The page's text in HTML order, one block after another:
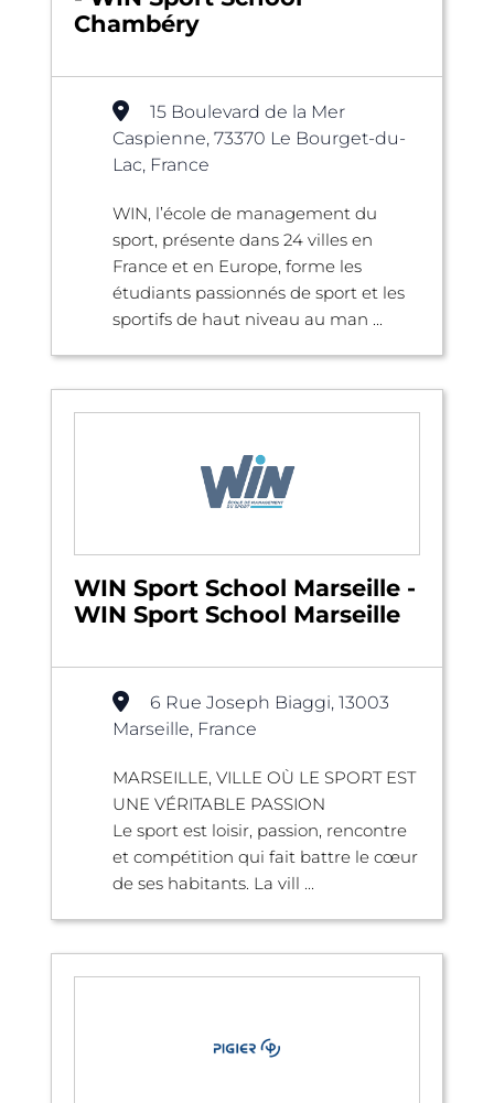
Chambéry
15 Boulevard de la Mer
Caspienne, 73370 Le Bourget-du-
Lac, France
WIN, l’école de management du
sport, présente dans 24 villes en
France et en Europe, forme les
étudiants passionnés de sport et les
sportifs de haut niveau au man ...
WIN Sport School Marseille -
WIN Sport School Marseille
6 Rue Joseph Biaggi, 13003
Marseille, France
MARSEILLE, VILLE OÙ LE SPORT EST
UNE VÉRITABLE PASSION
Le sport est loisir, passion, rencontre
et compétition qui fait battre le cœur
de ses habitants. La vill ...